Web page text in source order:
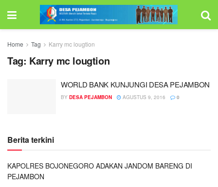
Home Tag Karry mc lougtion
Tag: Karry mc lougtion
WORLD BANK KUNJUNGI DESA PEJAMBON
BY DESA PEJAMBON AGUSTUS 9, 2016 0
Berita terkini
KAPOLRES BOJONEGORO ADAKAN JANDOM BARENG DI
PEJAMBON